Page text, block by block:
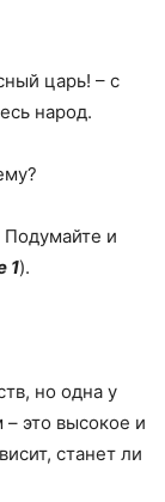
царь! – с
народ.
и
1).
но одна у
это высокое и
станет ли